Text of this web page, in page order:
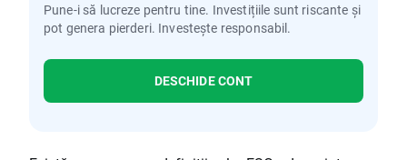
Pune-i să lucreze pentru tine. Investițiile sunt riscante și
pot genera pierderi. Investește responsabil.
DESCHIDE CONT